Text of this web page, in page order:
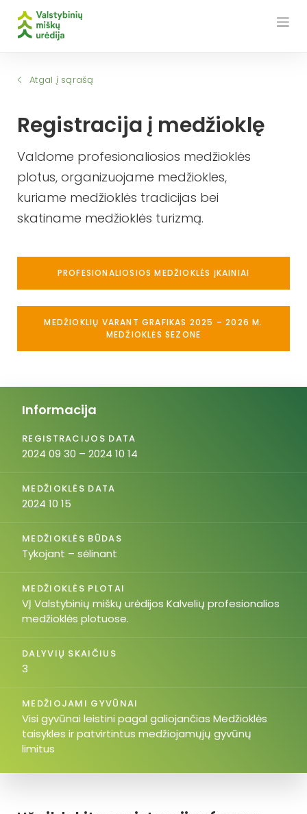
Atgal į sąrašą
Registracija į medžioklę
Valdome profesionaliosios medžioklės
plotus, organizuojame medžiokles,
kuriame medžioklės tradicijas bei
skatiname medžioklės turizmą.
PROFESIONALIOSIOS MEDŽIOKLĖS ĮKAINIAI
MEDŽIOKLIŲ VARANT GRAFIKAS 2025 – 2026 M.
MEDŽIOKLĖS SEZONE
Informacija
REGISTRACIJOS DATA
2024 09 30 – 2024 10 14
MEDŽIOKLĖS DATA
2024 10 15
MEDŽIOKLĖS BŪDAS
Tykojant – sėlinant
MEDŽIOKLĖS PLOTAI
VĮ Valstybinių miškų urėdijos Kalvelių profesionalios
medžioklės plotuose.
DALYVIŲ SKAIČIUS
3
MEDŽIOJAMI GYVŪNAI
Visi gyvūnai leistini pagal galiojančias Medžioklės
taisykles ir patvirtintus medžiojamųjų gyvūnų
limitus